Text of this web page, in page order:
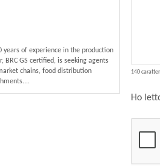
of experience in the production
BRC GS certified, is seeking agents
chains, food distribution
140
Ho